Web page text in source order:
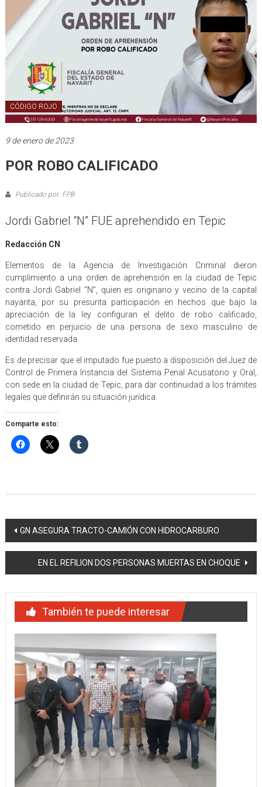
CÓDIGO ROJO
9 de enero de 2023
POR ROBO CALIFICADO
Publicado por: FPB
Jordi Gabriel “N” FUE aprehendido en Tepic
Redacción CN
Elementos de la Agencia de Investigación Criminal dieron
cumplimiento a una orden de aprehensión en la ciudad de Tepic
contra Jordi Gabriel “N”, quien es originario y vecino de la capital
nayarita, por su presunta participación en hechos que bajo la
apreciación de la ley configuran el delito de robo calificado,
cometido en perjuicio de una persona de sexo masculino de
identidad reservada.
Es de precisar que el imputado fue puesto a disposición del Juez de
Control de Primera Instancia del Sistema Penal Acusatorio y Oral,
con sede en la ciudad de Tepic, para dar continuidad a los trámites
legales que definirán su situación jurídica.
Comparte esto:
Navegación
de
entradas
GN ASEGURA TRACTO-CAMIÓN CON HIDROCARBURO
EN EL REFILION DOS PERSONAS MUERTAS EN CHOQUE
También te puede interesar